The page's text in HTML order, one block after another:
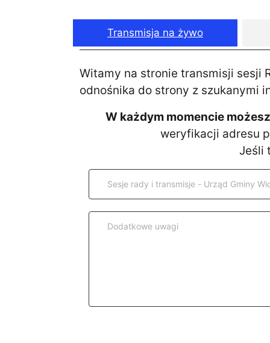
Transmisja na żywo
Witamy na stronie transmisji sesji
odnośnika do strony z szukanymi
W każdym momencie
weryfikacji adresu
Jeśli